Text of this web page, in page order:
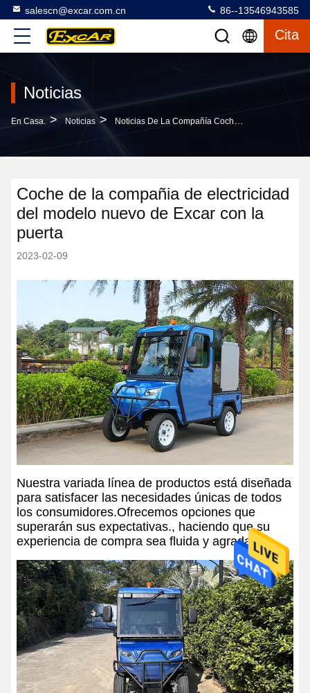
salescn@excar.com.cn 86--13546943585
Cita
Noticias
En Casa. > Noticias > Noticias De La Compañía Coche De La Compañia De Electricidad Del Modelo Nuevo De Excar Con La Puerta
Coche de la compañia de electricidad
del modelo nuevo de Excar con la
puerta
2023-02-09
Nuestra variada línea de productos está diseñada
para satisfacer las necesidades únicas de todos
los consumidores.Ofrecemos opciones que
superarán sus expectativas., haciendo que su
experiencia de compra sea fluida y agradable.